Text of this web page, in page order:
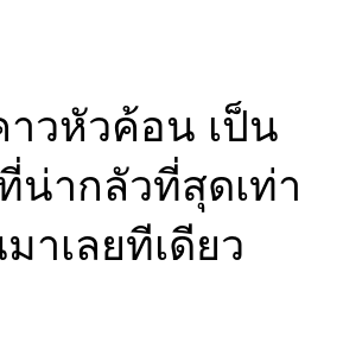
าวหัวค้อน เป็น
น่ากลัวที่สุดเท่า
าเลยทีเดียว